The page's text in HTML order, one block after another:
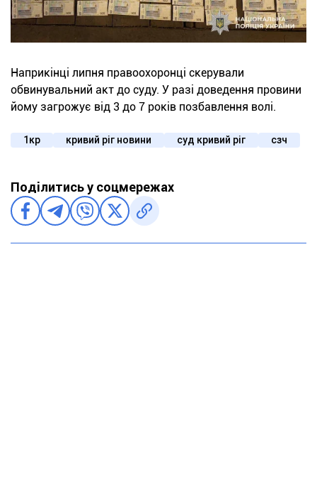
Наприкінці липня правоохоронці скерували
обвинувальний акт до суду. У разі доведення провини
йому загрожує від 3 до 7 років позбавлення волі.
1кр кривий ріг новини суд кривий ріг сзч
Поділитись у соцмережах